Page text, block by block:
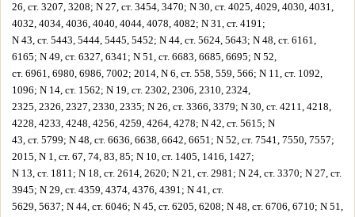
26, ст. 3207, 3208; N 27, ст. 3454, 3470; N 30, ст. 4025, 4029, 4030, 4031,
4032, 4034, 4036, 4040, 4044, 4078, 4082; N 31, ст. 4191;
N 43, ст. 5443, 5444, 5445, 5452; N 44, ст. 5624, 5643; N 48, ст. 6161,
6165; N 49, ст. 6327, 6341; N 51, ст. 6683, 6685, 6695; N 52,
ст. 6961, 6980, 6986, 7002; 2014, N 6, ст. 558, 559, 566; N 11, ст. 1092,
1096; N 14, ст. 1562; N 19, ст. 2302, 2306, 2310, 2324,
2325, 2326, 2327, 2330, 2335; N 26, ст. 3366, 3379; N 30, ст. 4211, 4218,
4228, 4233, 4248, 4256, 4259, 4264, 4278; N 42, ст. 5615; N
43, ст. 5799; N 48, ст. 6636, 6638, 6642, 6651; N 52, ст. 7541, 7550, 7557;
2015, N 1, ст. 67, 74, 83, 85; N 10, ст. 1405, 1416, 1427;
N 13, ст. 1811; N 18, ст. 2614, 2620; N 21, ст. 2981; N 24, ст. 3370; N 27, ст.
3945; N 29, ст. 4359, 4374, 4376, 4391; N 41, ст.
5629, 5637; N 44, ст. 6046; N 45, ст. 6205, 6208; N 48, ст. 6706, 6710; N 51,